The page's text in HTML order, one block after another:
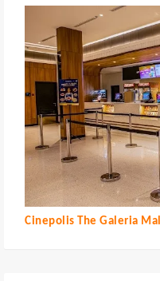
Cinepolis The Galeria Mall